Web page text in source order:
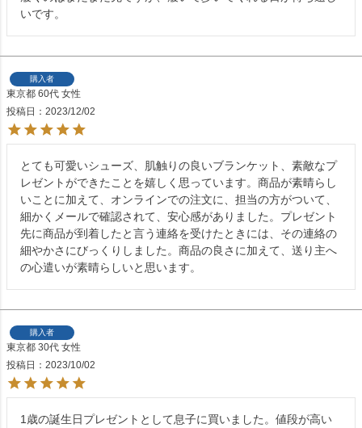
いです。
購入者
東京都 60代 女性
投稿日
2023/12/02
とても可愛いシューズ、肌触りの良いブランケット、素敵なプ
レゼントができたことを嬉しく思っています。商品が素晴らし
いことに加えて、オンラインでの注文に、担当の方がついて、
細かくメールで確認されて、安心感がありました。プレゼント
先に商品が到着したと言う連絡を受けたときには、その連絡の
細やかさにびっくりしました。商品の良さに加えて、送り主へ
の心遣いが素晴らしいと思います。
購入者
東京都 30代 女性
投稿日
2023/10/02
1歳の誕生日プレゼントとして息子に買いました。値段が高い